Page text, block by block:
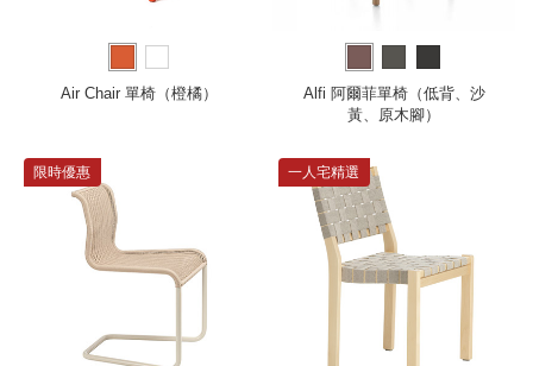
Air Chair 單椅（橙橘）
Alfi 阿爾菲單椅（低背、沙
黃、原木腳）
限時優惠 一人宅精選